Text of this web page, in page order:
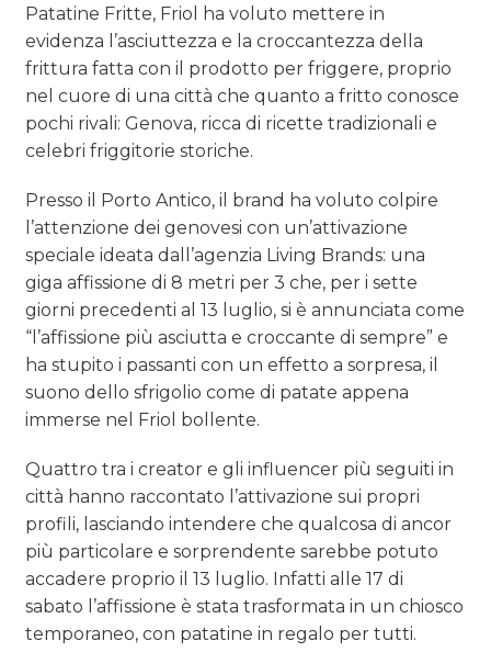
Patatine Fritte, Friol ha voluto mettere in
evidenza l’asciuttezza e la croccantezza della
frittura fatta con il prodotto per friggere, proprio
nel cuore di una città che quanto a fritto conosce
pochi rivali: Genova, ricca di ricette tradizionali e
celebri friggitorie storiche.
Presso il Porto Antico, il brand ha voluto colpire
l’attenzione dei genovesi con un’attivazione
speciale ideata dall’agenzia Living Brands: una
giga affissione di 8 metri per 3 che, per i sette
giorni precedenti al 13 luglio, si è annunciata come
“l’affissione più asciutta e croccante di sempre” e
ha stupito i passanti con un effetto a sorpresa, il
suono dello sfrigolio come di patate appena
immerse nel Friol bollente.
Quattro tra i creator e gli influencer più seguiti in
città hanno raccontato l’attivazione sui propri
profili, lasciando intendere che qualcosa di ancor
più particolare e sorprendente sarebbe potuto
accadere proprio il 13 luglio. Infatti alle 17 di
sabato l’affissione è stata trasformata in un chiosco
temporaneo, con patatine in regalo per tutti.